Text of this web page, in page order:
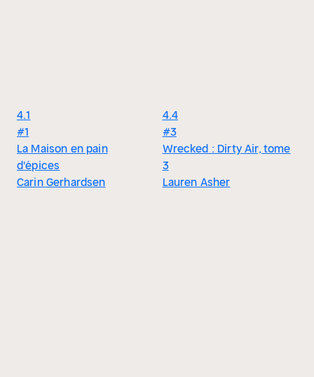
4.1
#1
La Maison en pain
d'épices
Carin Gerhardsen
4.4
#3
Wrecked : Dirty Air, tome
3
Lauren Asher